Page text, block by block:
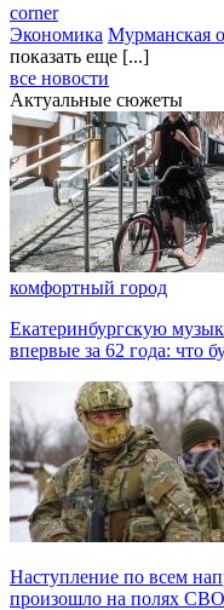
corner
Экономика Мурманская
показать еще [...]
все новости
Актуальные сюжеты
комфортный город
Екатеринбургскую
впервые за 62 года: что
Наступление по всем
произошло на полях СВО